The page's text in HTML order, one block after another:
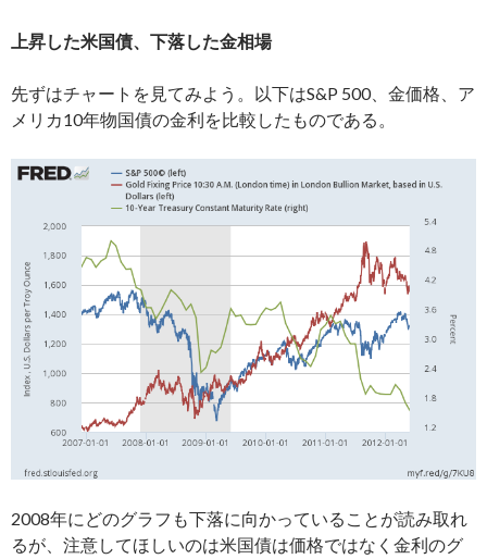
上昇した米国債、下落した金相場
先ずはチャートを見てみよう。以下はS&P 500、金価格、ア
メリカ10年物国債の金利を比較したものである。
2008年にどのグラフも下落に向かっていることが読み取れ
るが、注意してほしいのは米国債は価格ではなく金利のグ